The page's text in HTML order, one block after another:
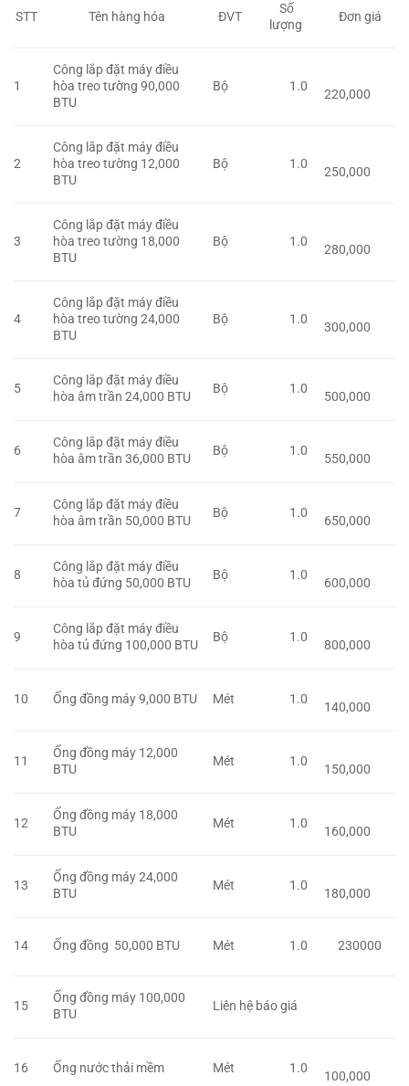
STT Tên hàng hóa ĐVT
Số
lượng
Đơn giá
1
Công lắp đặt máy điều
hòa treo tường 90,000
BTU
Bộ 1.0
220,000
2
Công lắp đặt máy điều
hòa treo tường 12,000
BTU
Bộ 1.0
250,000
3
Công lắp đặt máy điều
hòa treo tường 18,000
BTU
Bộ 1.0
280,000
4
Công lắp đặt máy điều
hòa treo tường 24,000
BTU
Bộ 1.0
300,000
5
Công lắp đặt máy điều
hòa âm trần 24,000 BTU
Bộ 1.0
500,000
6
Công lắp đặt máy điều
hòa âm trần 36,000 BTU
Bộ 1.0
550,000
7
Công lắp đặt máy điều
hòa âm trần 50,000 BTU
Bộ 1.0
650,000
8
Công lắp đặt máy điều
hòa tủ đứng 50,000 BTU
Bộ 1.0
600,000
9
Công lắp đặt máy điều
hòa tủ đứng 100,000 BTU
Bộ 1.0
800,000
10 Ống đồng máy 9,000 BTU Mét 1.0
140,000
11
Ống đồng máy 12,000
BTU
Mét 1.0
150,000
12
Ống đồng máy 18,000
BTU
Mét 1.0
160,000
13
Ống đồng máy 24,000
BTU
Mét 1.0
180,000
14 Ống đồng 50,000 BTU Mét 1.0 230000
15
Ống đồng máy 100,000
BTU
Liên hệ báo giá
16 Ống nước thải mềm Mét 1.0
100,000